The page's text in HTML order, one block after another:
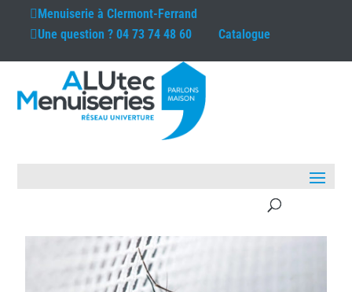
Menuiserie àClermont-Ferrand
Une question ?04 73 74 48 60 Catalogue